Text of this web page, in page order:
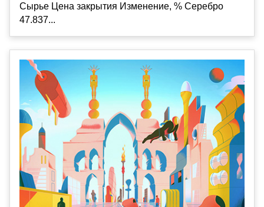
Сырье Цена закрытия Изменение, % Серебро
47.837...